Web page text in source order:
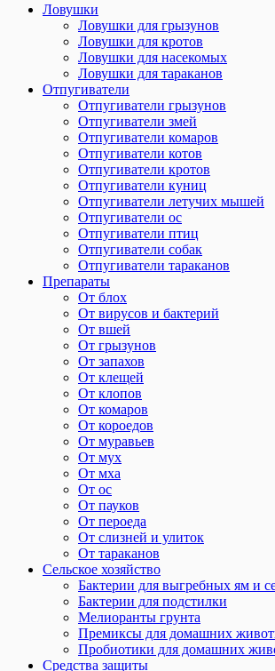
Ловушки
Ловушки для грызунов
Ловушки для кротов
Ловушки для насекомых
Ловушки для тараканов
Отпугиватели
Отпугиватели грызунов
Отпугиватели змей
Отпугиватели комаров
Отпугиватели котов
Отпугиватели кротов
Отпугиватели куниц
Отпугиватели летучих мышей
Отпугиватели ос
Отпугиватели птиц
Отпугиватели собак
Отпугиватели тараканов
Препараты
От блох
От вирусов и бактерий
От вшей
От грызунов
От запахов
От клещей
От клопов
От комаров
От короедов
От муравьев
От мух
От мха
От ос
От пауков
От пероеда
От слизней и улиток
От тараканов
Сельское хозяйство
Бактерии для выгребных ям и
Бактерии для подстилки
Мелиоранты грунта
Премиксы для домашних
Пробиотики для домашних
Средства защиты